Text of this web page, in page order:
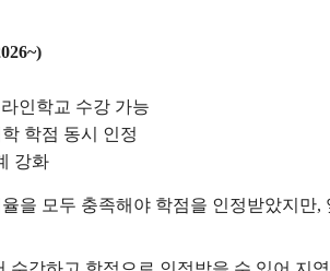
인학교 수강 가능
학점 동시 인정
강화
을 모두 충족해야 학점을 인정받았지만,